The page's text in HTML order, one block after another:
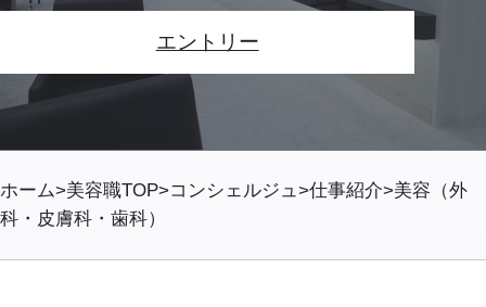
エントリー
ホーム 美容職TOP コンシェルジュ 仕事紹介
美容（外
科・皮膚科・歯科）